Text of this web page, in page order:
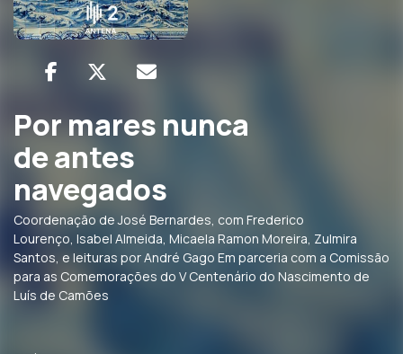
Por mares nunca
de antes
navegados
Coordenação de José Bernardes, com Frederico
Lourenço, Isabel Almeida, Micaela Ramon Moreira, Zulmira
Santos, e leituras por André Gago Em parceria com a Comissão
para as Comemorações do V Centenário do Nascimento de
Luís de Camões